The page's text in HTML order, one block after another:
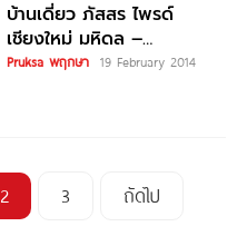
บ้านเดี่ยว ภัสสร ไพรด์
เชียงใหม่ มหิดล –
เจริญเมือง PASSORN
Pruksa พฤกษา 19 February 2014
2 3 ถัดไป